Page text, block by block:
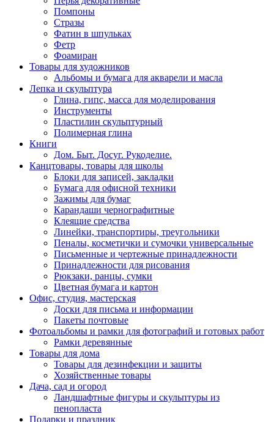
Помпоны
Стразы
Фатин в шпульках
Фетр
Фоамиран
Товары для художников
Альбомы и бумага для акварели и масла
Лепка и скульптура
Глина, гипс, масса для моделирования
Инструменты
Пластилин скульптурный
Полимерная глина
Книги
Дом. Быт. Досуг. Рукоделие.
Канцтовары, товары для школы
Блоки для записей, закладки
Бумага для офисной техники
Зажимы для бумаг
Карандаши чернографитные
Клеящие средства
Линейки, транспортиры, треугольники
Пеналы, косметички и сумочки универсальные
Письменные и чертежные принадлежности
Принадлежности для рисования
Рюкзаки, ранцы, сумки
Цветная бумага и картон
Офис, студия, мастерская
Доски для письма и информации
Пакеты почтовые
Фотоальбомы и рамки для фотографий и готовых работ
Рамки деревянные
Товары для дома
Товары для дезинфекции и защиты
Хозяйственные товары
Дача, сад и огород
Ландшафтные фигуры и скульптуры из
пенопласта
Подарки и праздник